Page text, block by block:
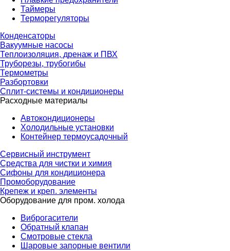
Таймеры
Терморегуляторы
Конденсаторы
Вакуумные насосы
Теплоизоляция, дренаж и ПВХ
Труборезы, трубогибы
Термометры
Разбортовки
Сплит-системы и кондиционеры
Расходные материалы
Автокондиционеры
Холодильные установки
Контейнер термоусадочный
Сервисный инструмент
Средства для чистки и химия
Сифоны для кондиционера
Промоборудование
Крепеж и креп. элементы
Оборудование для пром. холода
Виброгасители
Обратный клапан
Смотровые стекла
Шаровые запорные вентили